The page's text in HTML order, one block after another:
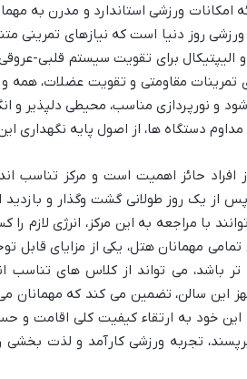
امکانات ورزشی استاندارد و مدرن به
روز دنیا است که نیازهای تمرینی
الیپتیکال برای تقویت سیستم قلبی-
تمرینات مقاومتی و تقویت عضلات،
و نورپردازی مناسب، محیطی دلپذیر و
دستگاه ها، از اصول پایه
حائز اهمیت است و مرکز تناسب
از یک روز طولانی گشت وگذار و بازدید
با مراجعه به این مرکز، انرژی لازم
مهمانان هتل، یکی از مزایای قابل
تر باشد، می تواند از کلاس های تناسب
سالن، تضمین می کند که مهمانان می
این خود به ارتقاء کیفیت کلی اقامت و
تجربه ورزشی کارآمد و لذت بخشی